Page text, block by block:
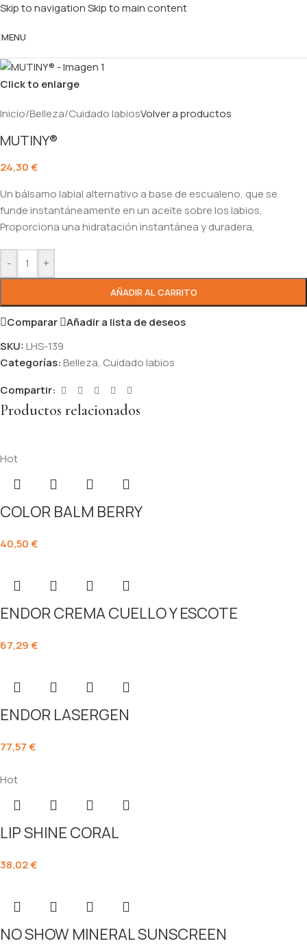
Skip to navigationSkip to main content
MENU
Click to enlarge
Inicio/Belleza/Cuidado labiosVolver a productos
MUTINY®
24,30€
Un bálsamo labial alternativo a base de escualeno, que se
funde instantáneamente en un aceite sobre los labios,
Proporciona una hidratación instantánea y duradera,
- +
AÑADIR AL CARRITO
Comparar
Añadir a lista de deseos
SKU:LHS-139
Categorías:Belleza, Cuidado labios
Compartir:
Productos relacionados
Hot
COLOR BALM BERRY
40,50€
ENDOR CREMA CUELLO Y ESCOTE
67,29€
ENDOR LASERGEN
77,57€
Hot
LIP SHINE CORAL
38,02€
NO SHOW MINERAL SUNSCREEN